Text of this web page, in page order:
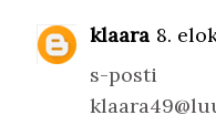
klaara 8.
s-